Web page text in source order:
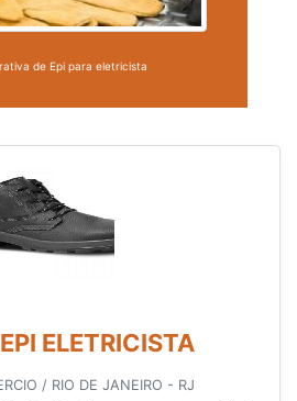
de Epi para eletricista
ELETRICISTA
/ RIO DE JANEIRO - RJ